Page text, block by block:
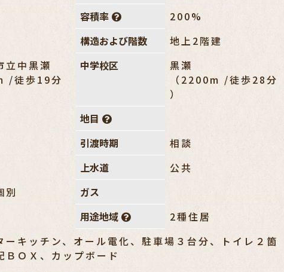
容積率
200%
構造および階数
地上2階建
立中黒瀬
/徒歩19分
中学校区
黒瀬
（2200m /徒歩28分
）
地目
引渡時期
相談
上水道
公共
別
ガス
用途地域
2種住居
ーキッチン、オール電化、駐車場３台分、トイレ２箇
ＢＯＸ、カップボード